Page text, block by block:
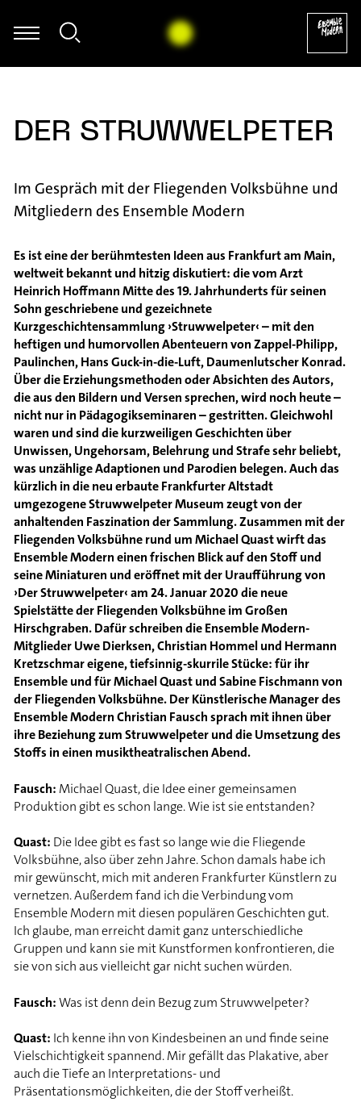
David Haller - Improvisation
DER STRUWWELPETER
Im Gespräch mit der Fliegenden Volksbühne und
Mitgliedern des Ensemble Modern
Es ist eine der berühmtesten Ideen aus Frankfurt am Main,
weltweit bekannt und hitzig diskutiert: die vom Arzt
Heinrich Hoffmann Mitte des 19. Jahrhunderts für seinen
Sohn geschriebene und gezeichnete
Kurzgeschichtensammlung ›Struwwelpeter‹ – mit den
heftigen und humorvollen Abenteuern von Zappel-Philipp,
Paulinchen, Hans Guck-in-die-Luft, Daumenlutscher Konrad.
Über die Erziehungsmethoden oder Absichten des Autors,
die aus den Bildern und Versen sprechen, wird noch heute –
nicht nur in Pädagogikseminaren – gestritten. Gleichwohl
waren und sind die kurzweiligen Geschichten über
Unwissen, Ungehorsam, Belehrung und Strafe sehr beliebt,
was unzählige Adaptionen und Parodien belegen. Auch das
kürzlich in die neu erbaute Frankfurter Altstadt
umgezogene Struwwelpeter Museum zeugt von der
anhaltenden Faszination der Sammlung. Zusammen mit der
Fliegenden Volksbühne rund um Michael Quast wirft das
Ensemble Modern einen frischen Blick auf den Stoff und
seine Miniaturen und eröffnet mit der Uraufführung von
›Der Struwwelpeter‹ am 24. Januar 2020 die neue
Spielstätte der Fliegenden Volksbühne im Großen
Hirschgraben. Dafür schreiben die Ensemble Modern-
Mitglieder Uwe Dierksen, Christian Hommel und Hermann
Kretzschmar eigene, tiefsinnig-skurrile Stücke: für ihr
Ensemble und für Michael Quast und Sabine Fischmann von
der Fliegenden Volksbühne. Der Künstlerische Manager des
Ensemble Modern Christian Fausch sprach mit ihnen über
ihre Beziehung zum Struwwelpeter und die Umsetzung des
Stoffs in einen musiktheatralischen Abend.
Fausch: Michael Quast, die Idee einer gemeinsamen
Produktion gibt es schon lange. Wie ist sie entstanden?
Quast: Die Idee gibt es fast so lange wie die Fliegende
Volksbühne, also über zehn Jahre. Schon damals habe ich
mir gewünscht, mich mit anderen Frankfurter Künstlern zu
vernetzen. Außerdem fand ich die Verbindung vom
Ensemble Modern mit diesen populären Geschichten gut.
Ich glaube, man erreicht damit ganz unterschiedliche
Gruppen und kann sie mit Kunstformen konfrontieren, die
sie von sich aus vielleicht gar nicht suchen würden.
Fausch:Was ist denn dein Bezug zum Struwwelpeter?
Quast: Ich kenne ihn von Kindesbeinen an und finde seine
Vielschichtigkeit spannend. Mir gefällt das Plakative, aber
auch die Tiefe an Interpretations- und
Präsentationsmöglichkeiten, die der Stoff verheißt.